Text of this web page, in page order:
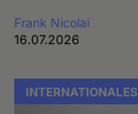
Frank Nicolai
16.07.2026
INTERNATIONALES